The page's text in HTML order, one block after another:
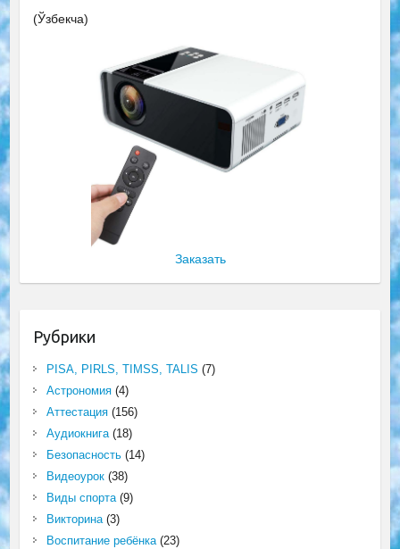
(Ўзбекча)
Заказать
Рубрики
PISA, PIRLS, TIMSS, TALIS (7)
Астрономия(4)
Аттестация(156)
Аудиокнига(18)
Безопасность(14)
Видеоурок(38)
Виды спорта(9)
Викторина(3)
Воспитание ребёнка(23)